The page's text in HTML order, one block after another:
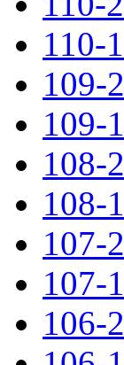
110-1
109-2
109-1
108-2
108-1
107-2
107-1
106-2